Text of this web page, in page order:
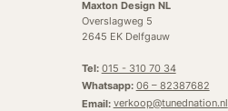
Maxton Design NL
Overslagweg 5
2645 EK Delfgauw
Tel: 015 - 310 70 34
Whatsapp: 06 – 82387682
Email: verkoop@tunednation.nl